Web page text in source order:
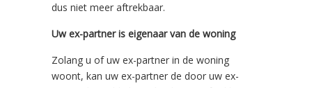
dus niet meer aftrekbaar.
Uw ex-partner is eigenaar van de woning
Zolang u of uw ex-partner in de woning
woont, kan uw ex-partner de door uw ex-